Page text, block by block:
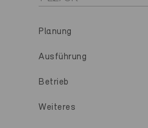
Planung
Ausführung
Betrieb
Weiteres